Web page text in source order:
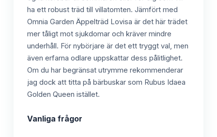
ha ett robust träd till villatomten. Jämfört med
Omnia Garden Äppelträd Lovisa är det här trädet
mer tåligt mot sjukdomar och kräver mindre
underhåll. För nybörjare är det ett tryggt val, men
även erfarna odlare uppskattar dess pålitlighet.
Om du har begränsat utrymme rekommenderar
jag dock att titta på bärbuskar som Rubus Idaea
Golden Queen istället.
Vanliga frågor